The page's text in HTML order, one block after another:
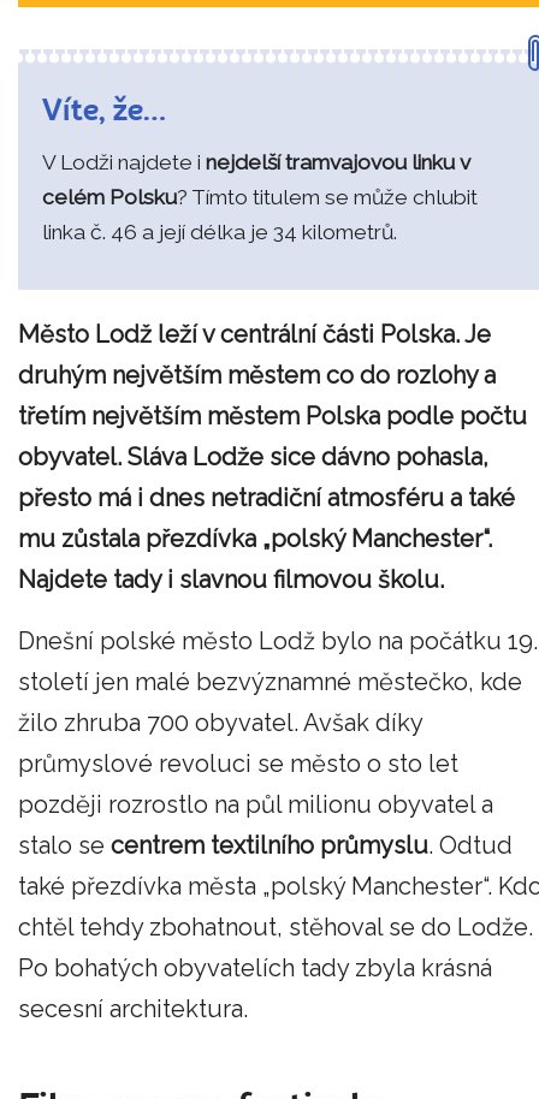
Víte, že…
V Lodži najdete i nejdelší tramvajovou linku v
celém Polsku? Tímto titulem se může chlubit
linka č. 46 a její délka je 34 kilometrů.
Město Lodž leží v centrální části Polska. Je
druhým největším městem co do rozlohy a
třetím největším městem Polska podle počtu
obyvatel. Sláva Lodže sice dávno pohasla,
přesto má i dnes netradiční atmosféru a také
mu zůstala přezdívka „polský Manchester“.
Najdete tady i slavnou filmovou školu.
Dnešní polské město Lodž bylo na počátku 19.
století jen malé bezvýznamné městečko, kde
žilo zhruba 700 obyvatel. Avšak díky
průmyslové revoluci se město o sto let
později rozrostlo na půl milionu obyvatel a
stalo se centrem textilního průmyslu. Odtud
také přezdívka města „polský Manchester“.
chtěl tehdy zbohatnout, stěhoval se do Lodže.
Po bohatých obyvatelích tady zbyla krásná
secesní architektura.